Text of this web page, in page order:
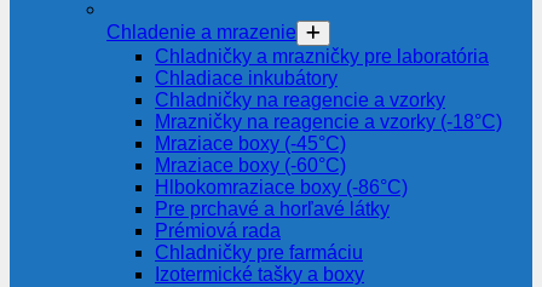
Chladenie a mrazenie
Chladničky a mrazničky pre laboratória
Chladiace inkubátory
Chladničky na reagencie a vzorky
Mrazničky na reagencie a vzorky (-18°C)
Mraziace boxy (-45°C)
Mraziace boxy (-60°C)
Hlbokomraziace boxy (-86°C)
Pre prchavé a horľavé látky
Prémiová rada
Chladničky pre farmáciu
Izotermické tašky a boxy